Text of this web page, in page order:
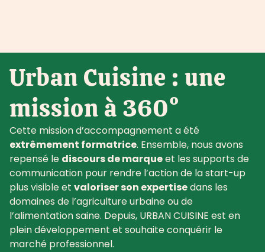
Urban Cuisine : une
mission à 360°
Cette mission d’accompagnement a été
extrêmement formatrice. Ensemble, nous avons
repensé le discours de marqueet les supports de
communication pour rendre l’action de la start-up
plus visible et valoriser son expertisedans les
domaines de l’agriculture urbaine ou de
l’alimentation saine. Depuis, URBAN CUISINE est en
plein développement et souhaite conquérir le
marché professionnel.